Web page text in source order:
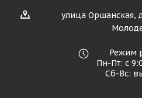
улица Оршанская,
Режим
Пн-Пт: с
Сб-Вс: